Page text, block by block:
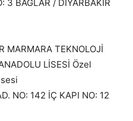
3 BAĞLAR / DİYARBAKIR
MARMARA TEKNOLOJİ
LİSESİ Özel
NO: 142 İÇ KAPI NO: 12